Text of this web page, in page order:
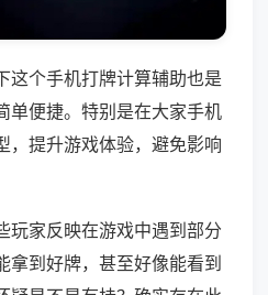
这个手机打牌计算辅助也是
单便捷。特别是在大家手机
，提升游戏体验，避免影响
玩家反映在游戏中遇到部分
拿到好牌，甚至好像能看到